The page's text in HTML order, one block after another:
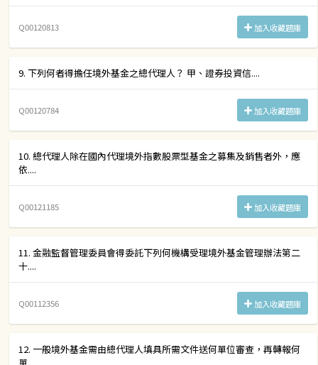
Q00120813 加入收藏題庫
9. 下列何者得擔任境外基金之總代理人？ 甲、證券投資信....
Q00120784 加入收藏題庫
10. 總代理人除在國內代理境外指數股票型基金之募集及銷售者外，應
依....
Q00121185 加入收藏題庫
11. 金融監督管理委員會得委託下列何機構受理境外基金管理辦法第二
十....
Q00112356 加入收藏題庫
12. 一般境外基金需由總代理人填具所需文件送何單位審查，再轉報何